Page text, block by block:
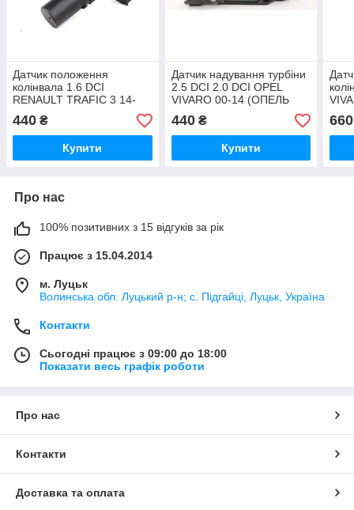
Датчик положення
колінвала 1.6 DCI
RENAULT TRAFIC 3 14-
(РЕНО ТРАФІК)
440 ₴
Купити
Датчик надування турбіни
2.5 DCI 2.0 DCI OPEL
VIVARO 00-14 (ОПЕЛЬ
ВІВАРО) 8200168253
223650001R
440₴
Купити
660
Про нас
100% позитивних з 15 відгуків за рік
Працює з 15.04.2014
м. Луцьк
Волинська обл. Луцький р-н; с. Підгайці, Луцьк, Україна
Контакти
Сьогодні працює з 09:00 до 18:00
Показати весь графік роботи
Про нас
Контакти
Доставка та оплата